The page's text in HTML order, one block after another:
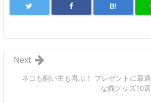
B!
ネコも飼い主も喜ぶ！ プレゼントに最適
な猫グッズ10選
Next